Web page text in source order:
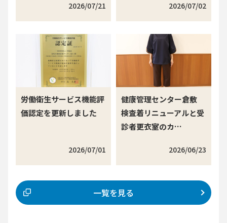
2026/07/21 2026/07/02
労働衛生サービス機能評
価認定を更新しました
2026/07/01
健康管理センター倉敷
検査着リニューアルと受
診者更衣室のカ…
2026/06/23
一覧を見る